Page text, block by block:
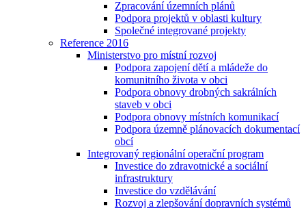
Zpracování územních plánů
Podpora projektů v oblasti kultury
Společné integrované projekty
Reference 2016
Ministerstvo pro místní rozvoj
Podpora zapojení dětí a mládeže do
komunitního života v obci
Podpora obnovy drobných sakrálních
staveb v obci
Podpora obnovy místních komunikací
Podpora územně plánovacích dokumentací
obcí
Integrovaný regionální operační program
Investice do zdravotnické a sociální
infrastruktury
Investice do vzdělávání
Rozvoj a zlepšování dopravních systémů